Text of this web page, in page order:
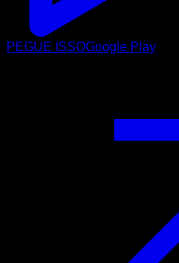
PEGUE ISSOGoogle Play